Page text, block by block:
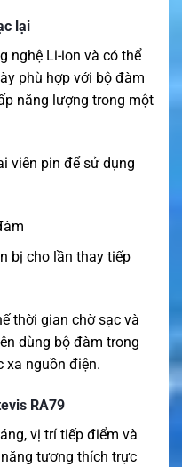
lại
nghệ Li-ion và có thể
phù hợp với bộ đàm
năng lượng trong một
viên pin để sử dụng
bị cho lần thay tiếp
thời gian chờ sạc và
dùng bộ đàm trong
xa nguồn điện.
RA79
vị trí tiếp điểm và
tương thích trực